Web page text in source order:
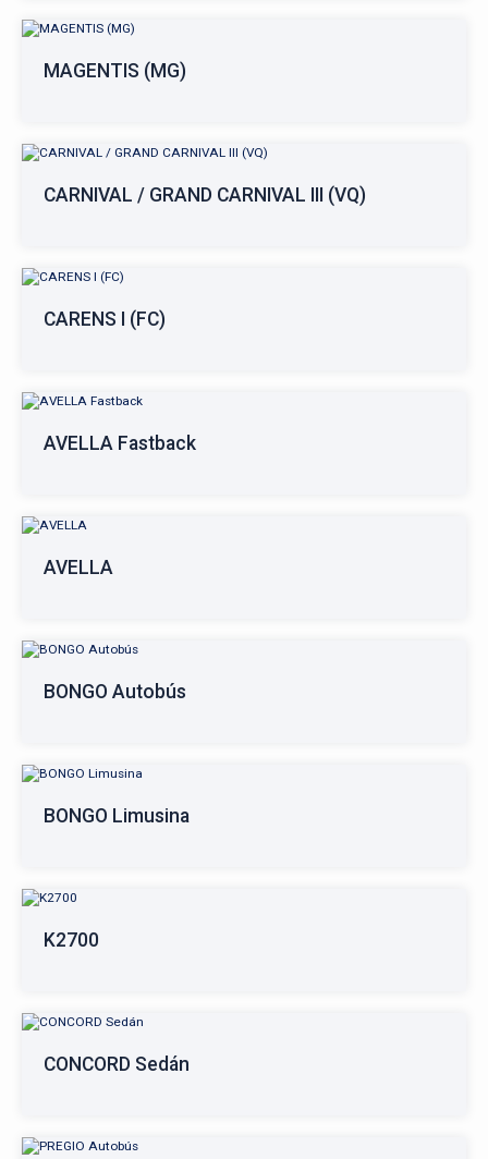
MAGENTIS (MG)
CARNIVAL / GRAND CARNIVAL III (VQ)
CARENS I (FC)
AVELLA Fastback
AVELLA
BONGO Autobús
BONGO Limusina
K2700
CONCORD Sedán